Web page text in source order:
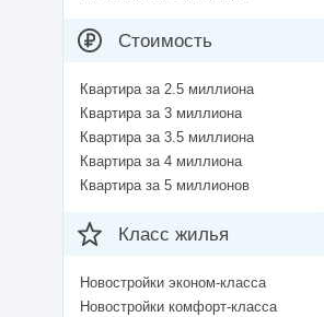
Стоимость
Квартира за 2.5 миллиона
Квартира за 3 миллиона
Квартира за 3.5 миллиона
Квартира за 4 миллиона
Квартира за 5 миллионов
Класс жилья
Новостройки эконом-класса
Новостройки комфорт-класса